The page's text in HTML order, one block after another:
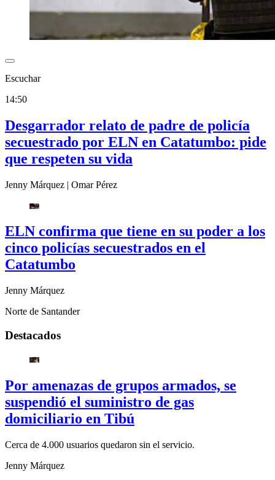
Escuchar
14:50
Desgarrador relato de padre de policía
secuestrado por ELN en Catatumbo: pide
que respeten su vida
Jenny Márquez | Omar Pérez
ELN confirma que tiene en su poder a los
cinco policías secuestrados en el
Catatumbo
Jenny Márquez
Norte de Santander
Destacados
Por amenazas de grupos armados, se
suspendió el suministro de gas
domiciliario en Tibú
Cerca de 4.000 usuarios quedaron sin el servicio.
Jenny Márquez